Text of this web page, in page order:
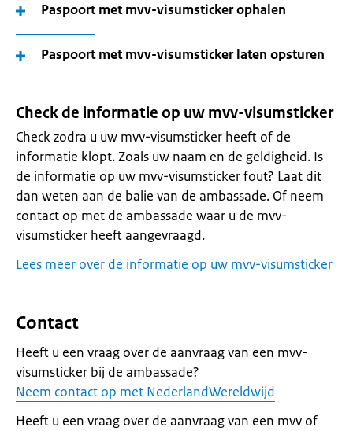
Paspoort met mvv-visumsticker ophalen
Paspoort met mvv-visumsticker laten opsturen
Check de informatie op uw mvv-visumsticker
Check zodra u uw mvv-visumsticker heeft of de
informatie klopt. Zoals uw naam en de geldigheid. Is
de informatie op uw mvv-visumsticker fout? Laat dit
dan weten aan de balie van de ambassade. Of neem
contact op met de ambassade waar u de mvv-
visumsticker heeft aangevraagd.
Lees meer over de informatie op uw mvv-visumsticker
Contact
Heeft u een vraag over de aanvraag van een mvv-
visumsticker bij de ambassade?
Neem contact op met NederlandWereldwijd
Heeft u een vraag over de aanvraag van een mvv of